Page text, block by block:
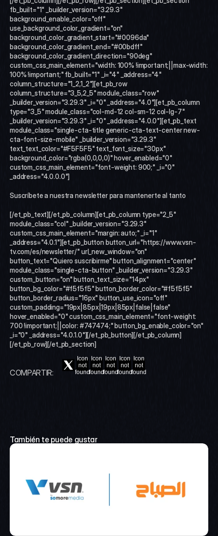
fb_built="1" _builder_version="3.29.3"
background_enable_color="off"
use_background_color_gradient="on"
background_color_gradient_start="#0096da"
background_color_gradient_end="#00bdff"
background_color_gradient_direction="90deg"
custom_css_main_element="width: 100% !important;||max-width:
100% !important;" fb_built="1" _i="4" _address="4"
column_structure="1_2,1_2"][et_pb_row
column_structure="3_5,2_5" module_class="row"
_builder_version="3.29.3" _i="0" _address="4.0"][et_pb_column
type="3_5" module_class="col-md-12 col-sm-12 col-lg-7"
_builder_version="3.29.3" _i="0" _address="4.0.0"][et_pb_text
module_class="single-cta-title generic-cta-text-center new-
cta-font-size-mobile" _builder_version="3.29.3"
text_text_color="#F5F5F5" text_font_size="30px"
background_color="rgba(0,0,0,0)" hover_enabled="0"
custom_css_main_element="font-weight: 900;" _i="0"
_address="4.0.0.0"]
Suscríbete a nuestra newsletter para mantenerte al tanto
[/et_pb_text][/et_pb_column][et_pb_column type="2_5"
module_class="col" _builder_version="3.29.3"
custom_css_main_element="margin: auto;" _i="1"
_address="4.0.1"][et_pb_button button_url="https://www.vsn-
tv.com/es/newsletter/" url_new_window="on"
button_text="Quiero suscribirme" button_alignment="center"
module_class="single-cta-button" _builder_version="3.29.3"
custom_button="on" button_text_size="14px"
button_bg_color="#f5f5f5" button_border_color="#f5f5f5"
button_border_radius="16px" button_use_icon="off"
custom_padding="19px|85px|19px|85px|false|false"
hover_enabled="0" custom_css_main_element="font-weight:
700 !important;||color: #747474;" button_bg_enable_color="on"
_i="0" _address="4.0.1.0"][/et_pb_button][/et_pb_column]
[/et_pb_row][/et_pb_section]
COMPARTIR:
Icon
not
found
Icon
not
found
Icon
not
found
Icon
not
found
Icon
not
found
También te puede gustar